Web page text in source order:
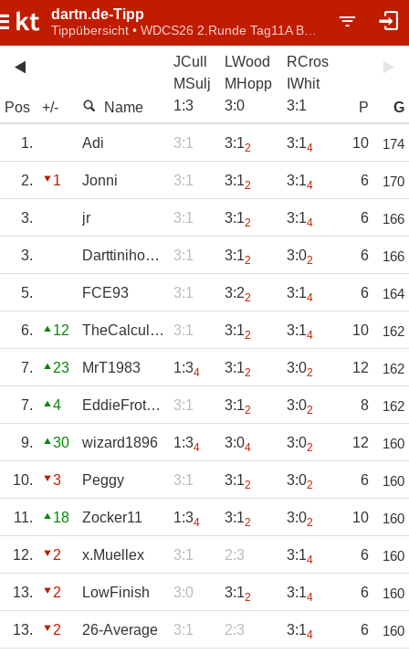
dartn.de-Tipp
Pos +/- Name
JCull
MSulj
1:3
LWood
MHopp
3:0
RCros
IWhit
3:1 P G
1. Adi 3:1 3:12 3:14 10 174
2. 1 Jonni 3:1 3:12 3:14 6 170
3. jr 3:1 3:12 3:14 6 166
3. Darttiniho501 3:1 3:12 3:02 6 166
5. FCE93 3:1 3:22 3:14 6 164
6. 12 TheCalculator 3:1 3:12 3:14 10 162
7. 23 MrT1983 1:34 3:12 3:02 12 162
7. 4 EddieFrotzke 3:1 3:12 3:02 8 162
9. 30 wizard1896 1:34 3:04 3:02 12 160
10. 3 Peggy 3:1 3:12 3:02 6 160
11. 18 Zocker11 1:34 3:12 3:02 10 160
12. 2 x.Muellex 3:1 2:3 3:14 6 160
13. 2 LowFinish 3:0 3:12 3:14 6 160
13. 2 26-Average 3:1 2:3 3:14 6 160